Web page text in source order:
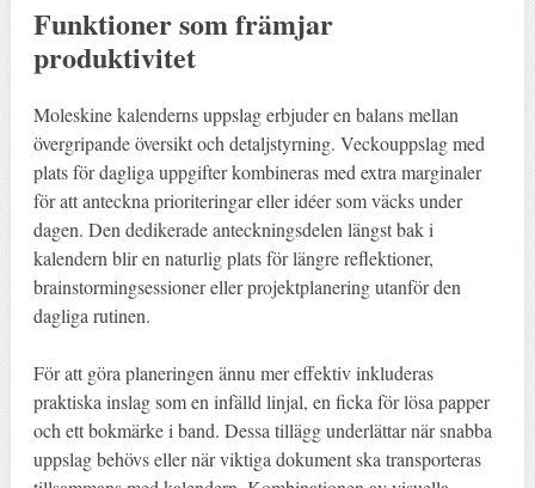
Funktioner som främjar
produktivitet
Moleskine kalenderns uppslag erbjuder en balans mellan
övergripande översikt och detaljstyrning. Veckouppslag med
plats för dagliga uppgifter kombineras med extra marginaler
för att anteckna prioriteringar eller idéer som väcks under
dagen. Den dedikerade anteckningsdelen längst bak i
kalendern blir en naturlig plats för längre reflektioner,
brainstormingsessioner eller projektplanering utanför den
dagliga rutinen.
För att göra planeringen ännu mer effektiv inkluderas
praktiska inslag som en infälld linjal, en ficka för lösa papper
och ett bokmärke i band. Dessa tillägg underlättar när snabba
uppslag behövs eller när viktiga dokument ska transporteras